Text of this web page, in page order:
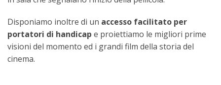
Disponiamo inoltre di un accesso facilitato per
portatori di handicap e proiettiamo le migliori prime
visioni del momento ed i grandi film della storia del
cinema.